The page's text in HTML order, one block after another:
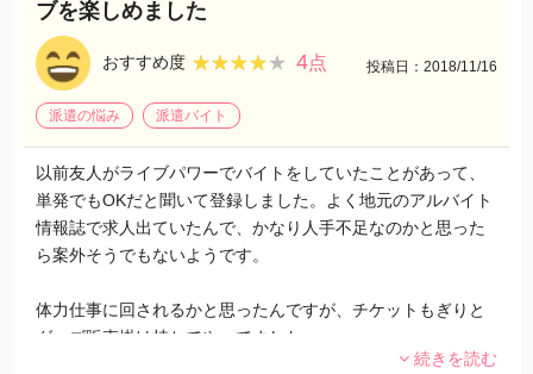
ブを楽しめました
おすすめ度 ★★★★★
★★★★★ 4点 投稿日：2018/11/16
派遣の悩み 派遣バイト
以前友人がライブパワーでバイトをしていたことがあって、
単発でもOKだと聞いて登録しました。よく地元のアルバイト
情報誌で求人出ていたんで、かなり人手不足なのかと思った
ら案外そうでもないようです。
体力仕事に回されるかと思ったんですが、チケットもぎりと
グッズ販売掛け持ちでやってました。
続きを読む